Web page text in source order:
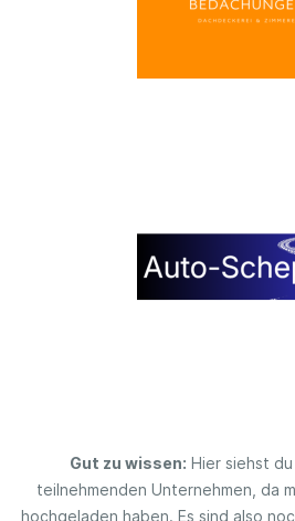
Gut zu wissen: Hier siehst
teilnehmenden Unternehmen, da
hochgeladen haben. Es sind also